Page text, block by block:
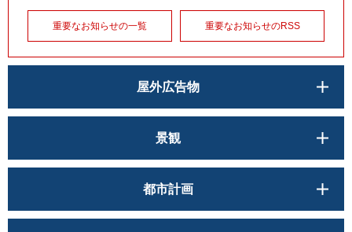
重要なお知らせの一覧 重要なお知らせのRSS
屋外広告物
景観
都市計画